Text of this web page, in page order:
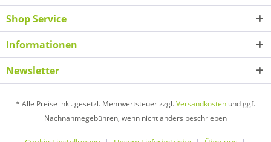
Shop Service
Informationen
Newsletter
* Alle Preise inkl. gesetzl. Mehrwertsteuer zzgl.Versandkosten und ggf.
Nachnahmegebühren, wenn nicht anders beschrieben